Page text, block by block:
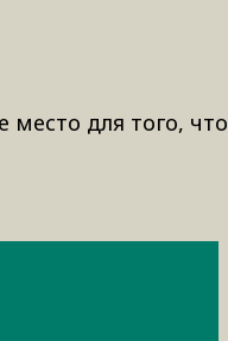
для того,